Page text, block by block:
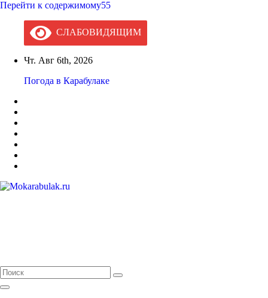
Перейти к содержимому55
СЛАБОВИДЯЩИМ
Чт. Авг 6th, 2026
Погода в Карабулаке